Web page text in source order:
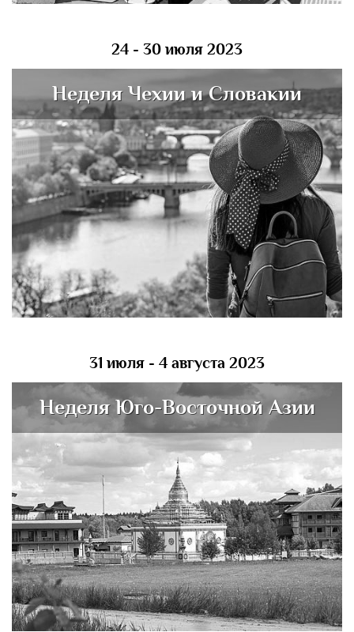
24 - 30 июля 2023
Неделя Чехии и Словакии
31 июля - 4 августа 2023
Неделя Юго-Восточной Азии